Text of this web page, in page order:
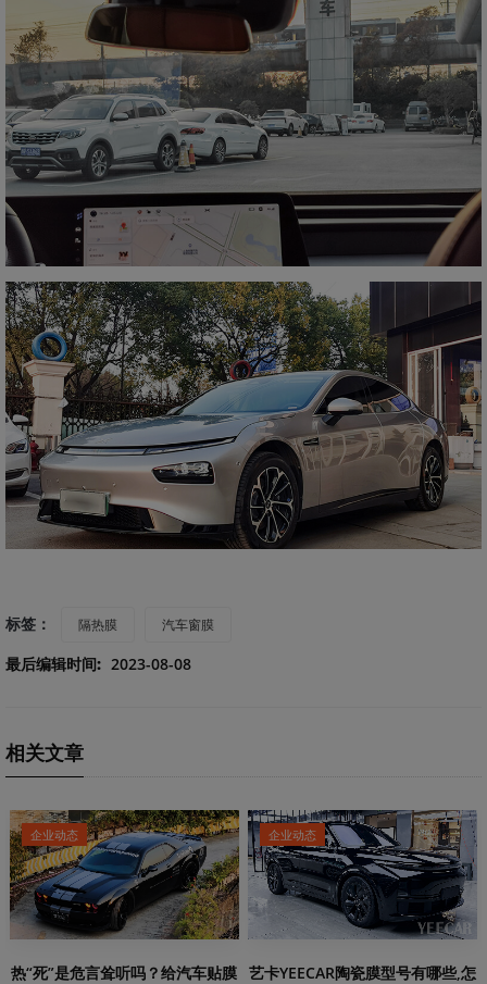
标签： 隔热膜 汽车窗膜
最后编辑时间: 2023-08-08
相关文章
企业动态
热“死”是危言耸听吗？给汽车贴膜
企业动态
艺卡YEECAR陶瓷膜型号有哪些,怎